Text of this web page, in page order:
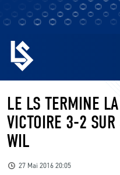
EQUIPES
BILLETTERIE
FANS
LE LS TERMINE
VICTOIRE 3-2
WIL
27 Mai 2016 20:05